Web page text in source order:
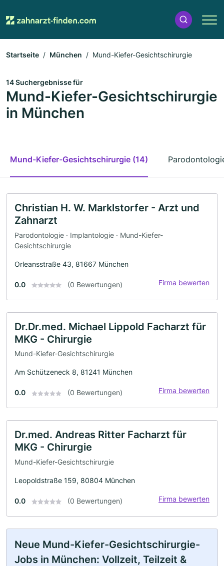
Startseite München Mund-Kiefer-Gesichtschirurgie
14 Suchergebnisse für
Mund-Kiefer-Gesichtschirurgie
in München
Mund-Kiefer-Gesichtschirurgie (14)
Christian H. W. Marklstorfer - Arzt und
Zahnarzt
Parodontologie · Implantologie · Mund-Kiefer-
Gesichtschirurgie
Orleansstraße 43, 81667 München
0.0 (0 Bewertungen) Firma bewerten
Dr.Dr.med. Michael Lippold Facharzt für
MKG - Chirurgie
Mund-Kiefer-Gesichtschirurgie
Am Schützeneck 8, 81241 München
0.0 (0 Bewertungen) Firma bewerten
Dr.med. Andreas Ritter Facharzt für
MKG - Chirurgie
Mund-Kiefer-Gesichtschirurgie
Leopoldstraße 159, 80804 München
0.0 (0 Bewertungen) Firma bewerten
Neue Mund-Kiefer-Gesichtschirurgie-
Jobs in München: Vollzeit, Teilzeit &